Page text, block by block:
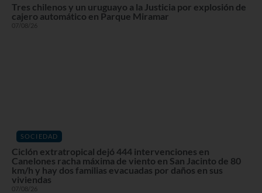
Tres chilenos y un uruguayo a la Justicia por explosión de
cajero automático en Parque Miramar
07/08/26
SOCIEDAD
Ciclón extratropical dejó 444 intervenciones en
Canelones racha máxima de viento en San Jacinto de 80
km/h y hay dos familias evacuadas por daños en sus
viviendas
07/08/26